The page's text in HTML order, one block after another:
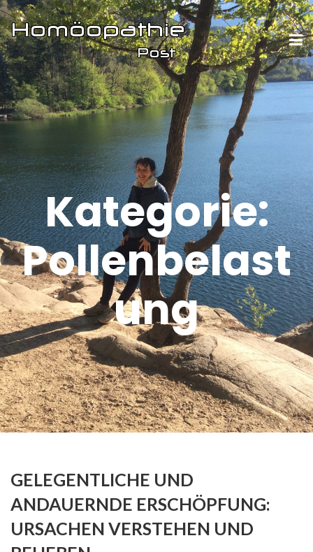
Kategorie:
Pollenbelast
ung
GELEGENTLICHE UND
ANDAUERNDE ERSCHÖPFUNG:
URSACHEN VERSTEHEN UND